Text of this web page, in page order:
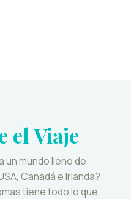
el Viaje
un mundo lleno de
Canadá e Irlanda?
tiene todo lo que